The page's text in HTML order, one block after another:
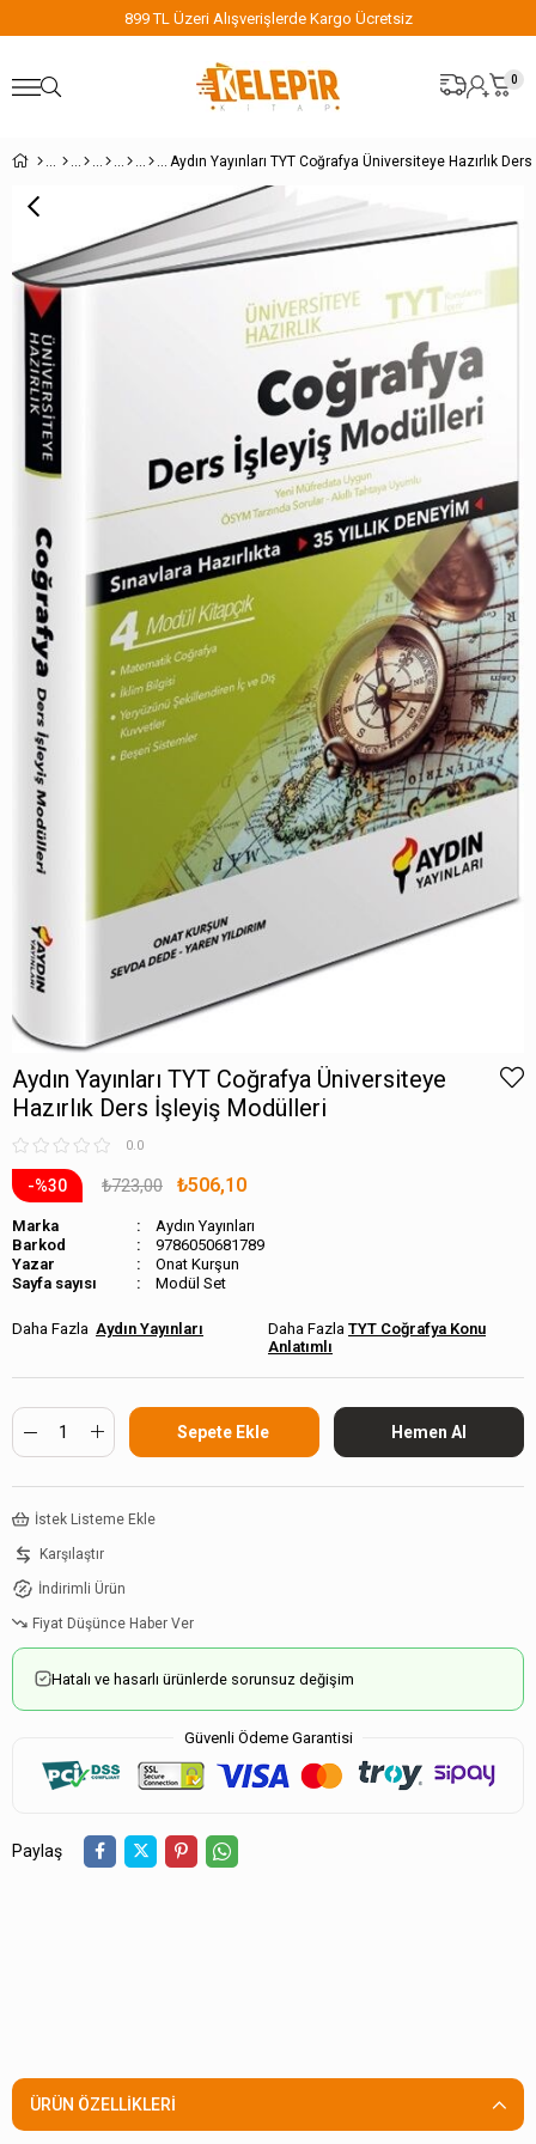
899 TL Üzeri Alışverişlerde Kargo Ücretsiz
0
Aydın Yayınları TYT Coğrafya Üniversiteye
Hazırlık Ders İşleyiş Modülleri
0.0
30 ₺723,00 ₺506,10
Marka
Aydın Yayınları
Barkod
9786050681789
Onat Kurşun
Sayfa sayısı
Modül Set
Aydın Yayınları
TYT Coğrafya Konu
Anlatımlı
İstek Listeme Ekle
Karşılaştır
İndirimli Ürün
Fiyat Düşünce Haber Ver
Hatalı ve hasarlı ürünlerde sorunsuz değişim
Güvenli Ödeme Garantisi
Paylaş
ÜRÜN ÖZELLIKLERI